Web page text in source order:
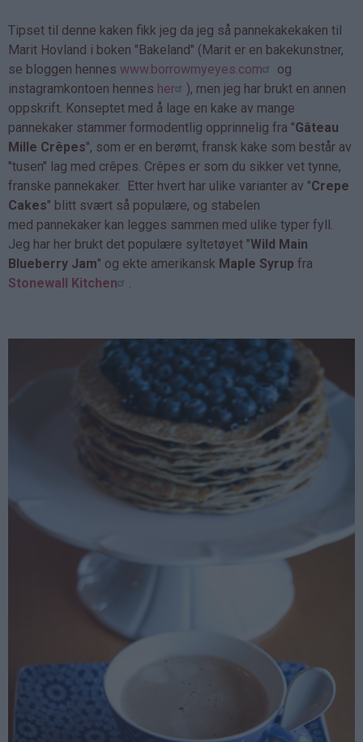
Tipset til denne kaken fikk jeg da jeg så pannekakekaken til
Marit Hovland i boken "Bakeland" (Marit er en bakekunstner,
se bloggen hennes www.borrowmyeyes.com
og
instagramkontoen hennes her
), men jeg har brukt en annen
oppskrift. Konseptet med å lage en kake av mange
pannekaker stammer formodentlig opprinnelig fra "Gâteau
Mille Crêpes", som er en berømt, fransk kake som består av
"tusen" lag med crêpes. Crêpes er som du sikker vet tynne,
franske pannekaker. Etter hvert har ulike varianter av "Crepe
Cakes" blitt svært så populære, og stabelen
med pannekaker kan legges sammen med ulike typer fyll.
Jeg har her brukt det populære syltetøyet "Wild Main
Blueberry Jam" og ekte amerikansk Maple Syrup fra
Stonewall Kitchen
.